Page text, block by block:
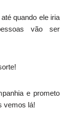
quando ele iria
vão ser
e prometo
vemos lá!